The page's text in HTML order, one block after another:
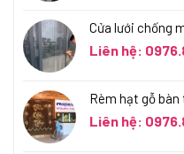
Cửa lưới chống
Liên hệ:
Rèm hạt gỗ bàn
Liên hệ: